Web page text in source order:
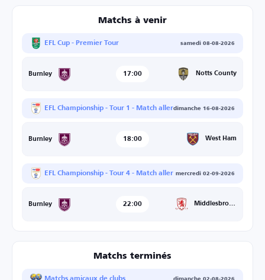
Matchs à venir
EFL Cup - Premier Tour samedi 08-08-2026
Burnley 17:00 Notts County
EFL Championship - Tour 1 - Match allerdimanche 16-08-2026
Burnley 18:00 West Ham
EFL Championship - Tour 4 - Match aller mercredi 02-09-2026
Burnley 22:00 Middlesbrough
Matchs terminés
dimanche 02-08-2026